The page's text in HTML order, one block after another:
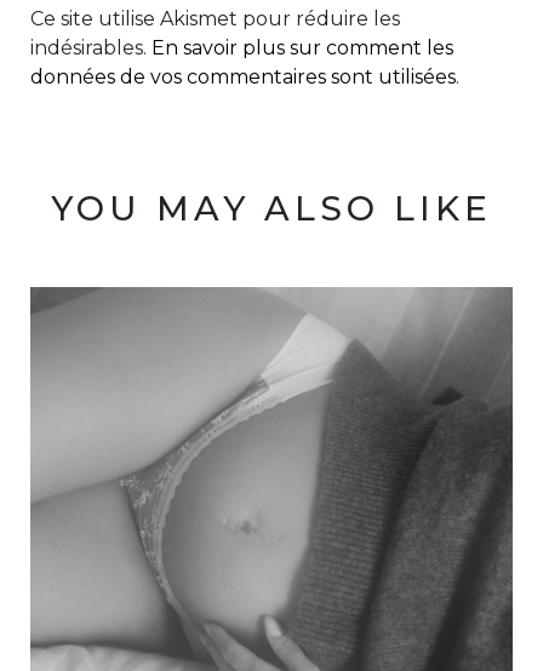
Ce site utilise Akismet pour réduire les
indésirables. En savoir plus sur comment les
données de vos commentaires sont utilisées.
YOU MAY ALSO LIKE